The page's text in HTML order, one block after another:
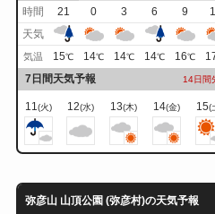
時間
21 0 3 6 9
天気
気温 15℃ 14℃ 14℃ 14℃ 16℃
7日間天気予報 14日間
11(火) 12(水) 13(木) 14(金) 15(
弥彦山 山頂公園 (弥彦村)の天気予報